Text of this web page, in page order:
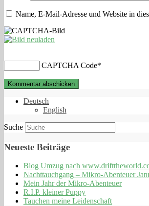
Name, E-Mail-Adresse und Website in
CAPTCHA Code*
Deutsch
English
Suche
Neueste Beiträge
Blog Umzug nach
Nachttauchgang – Mikro-Abenteuer
Mein Jahr der Mikro-Abenteuer
R.I.P. kleiner Puppy
Tauchen meine Leidenschaft